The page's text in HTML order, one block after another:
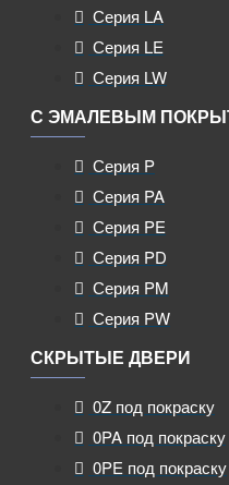
Серия LA
Серия LE
Серия LW
С ЭМАЛЕВЫМ
Серия P
Серия PA
Серия PE
Серия PD
Серия PM
Серия PW
СКРЫТЫЕ ДВЕРИ
0Z под покраску
0PA под покраску
0PE под покраску